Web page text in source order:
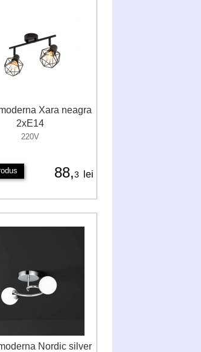
Xara neagra
2xE14
220V
88,3 lei
Nordic silver